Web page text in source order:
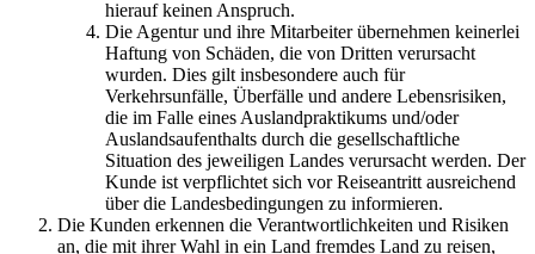
hierauf keinen Anspruch.
Die Agentur und ihre Mitarbeiter übernehmen keinerlei
Haftung von Schäden, die von Dritten verursacht
wurden. Dies gilt insbesondere auch für
Verkehrsunfälle, Überfälle und andere Lebensrisiken,
die im Falle eines Auslandpraktikums und/oder
Auslandsaufenthalts durch die gesellschaftliche
Situation des jeweiligen Landes verursacht werden. Der
Kunde ist verpflichtet sich vor Reiseantritt ausreichend
über die Landesbedingungen zu informieren.
Die Kunden erkennen die Verantwortlichkeiten und Risiken
an, die mit ihrer Wahl in ein Land fremdes Land zu reisen,